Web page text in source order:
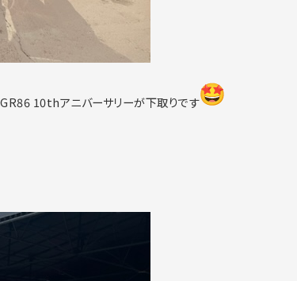
10thアニバーサリーが下取りです